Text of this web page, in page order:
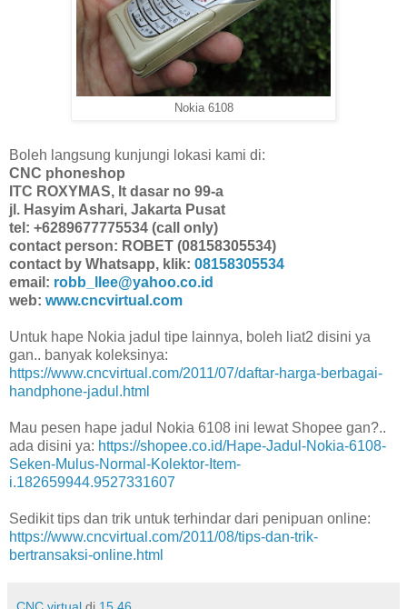
Nokia 6108
Boleh langsung kunjungi lokasi kami di:
CNC phoneshop
ITC ROXYMAS, lt dasar no 99-a
jl. Hasyim Ashari, Jakarta Pusat
tel: +6289677775534 (call only)
contact person: ROBET (08158305534)
contact by Whatsapp, klik: 08158305534
email: robb_llee@yahoo.co.id
web: www.cncvirtual.com
Untuk hape Nokia jadul tipe lainnya, boleh liat2 disini ya
gan.. banyak koleksinya:
https://www.cncvirtual.com/2011/07/daftar-harga-berbagai-
handphone-jadul.html
Mau pesen hape jadul Nokia 6108 ini lewat Shopee gan?..
ada disini ya: https://shopee.co.id/Hape-Jadul-Nokia-6108-
Seken-Mulus-Normal-Kolektor-Item-
i.182659944.9527331607
Sedikit tips dan trik untuk terhindar dari penipuan online:
https://www.cncvirtual.com/2011/08/tips-dan-trik-
bertransaksi-online.html